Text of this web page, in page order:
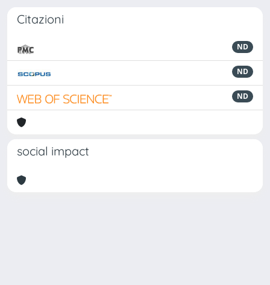
Citazioni
ND
ND
ND
social impact